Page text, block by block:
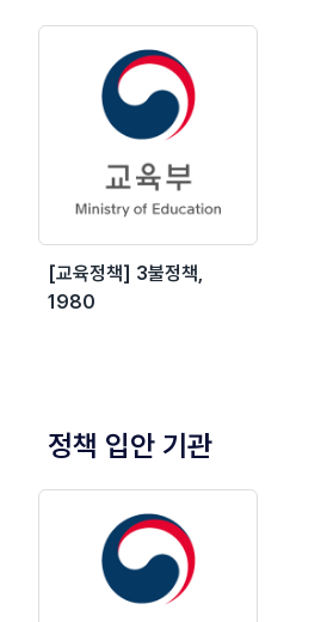
[교육정책] 3불정책,
1980
정책 입안 기관